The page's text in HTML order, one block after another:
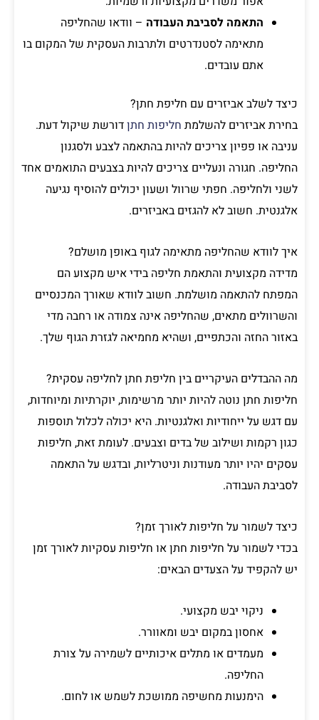
התאמה לסביבת העבודה – וודאו שהחליפה
מתאימה לסטנדרטים ולתרבות העסקית של המקום בו
אתם עובדים.
כיצד לשלב אביזרים עם חליפת חתן?
בחירת אביזרים להשלמת חליפות חתןדורשת שיקול דעת.
עניבה או פפיון צריכים להיות בהתאמה לצבע ולסגנון
החליפה. חגורה ונעליים צריכים להיות בצבעים התואמים אחד
לשני ולחליפה. חפתי שרוול ושעון יכולים להוסיף נגיעה
אלגנטית. חשוב לא להגזים באביזרים.
איך לוודא שהחליפה מתאימה לגוף באופן מושלם?
מדידה מקצועית והתאמת חליפה בידי איש מקצוע הם
המפתח להתאמה מושלמת. חשוב לוודא שאורך המכנסיים
והשרוולים מתאים, שהחליפה אינה צמודה או רחבה מדי
באזור החזה והכתפיים, ושהיא מחמיאה לגזרת הגוף שלך.
מה ההבדלים העיקריים בין חליפת חתן לחליפה עסקית?
חליפות חתן נוטה להיות יותר מרשימות, יוקרתיות ומיוחדות,
עם דגש על ייחודיות ואלגנטיות. היא יכולה לכלול תוספות
כגון רקמות ושילוב של בדים וצבעים. לעומת זאת, חליפות
עסקים יהיו יותר מעודנות וניטרליות, ובדגש על התאמה
לסביבת העבודה.
כיצד לשמור על חליפות לאורך זמן?
בכדי לשמור על חליפות חתן או חליפות עסקיות לאורך זמן
יש להקפיד על הצעדים הבאים:
ניקוי יבש מקצועי.
אחסון במקום יבש ומאוורר.
מעמדים או מתלים איכותיים לשמירה על צורת
החליפה.
הימנעות מחשיפה ממושכת לשמש או לחום.